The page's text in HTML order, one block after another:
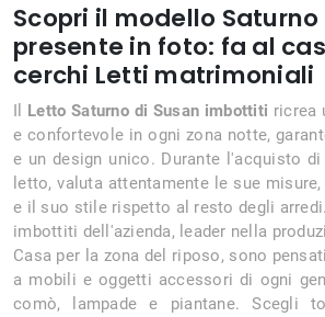
Scopri il modello
presente in foto: fa al
cerchi Letti matrimoniali
Il Letto Saturno di Susan imbottiti ricrea
e confortevole in ogni zona notte,
e un design unico. Durante l'acquisto
letto, valuta attentamente le sue
e il suo stile rispetto al resto degli
imbottiti dell'azienda, leader nella
Casa per la zona del riposo, sono
a mobili e oggetti accessori di ogni
comò, lampade e piantane. Scegli